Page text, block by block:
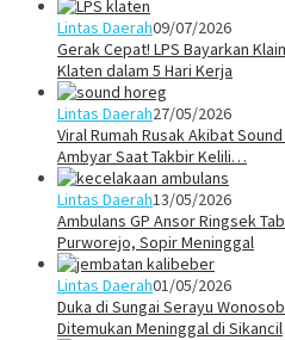
Lintas Daerah09/07/2026
Gerak Cepat! LPS Bayarkan
Klaten dalam 5 Hari Kerja
Lintas Daerah27/05/2026
Viral Rumah Rusak Akibat
Ambyar Saat Takbir Kelili…
Lintas Daerah13/05/2026
Ambulans GP Ansor Ringsek
Purworejo, Sopir Meninggal
Lintas Daerah01/05/2026
Duka di Sungai Serayu
Ditemukan Meninggal di Sikancil